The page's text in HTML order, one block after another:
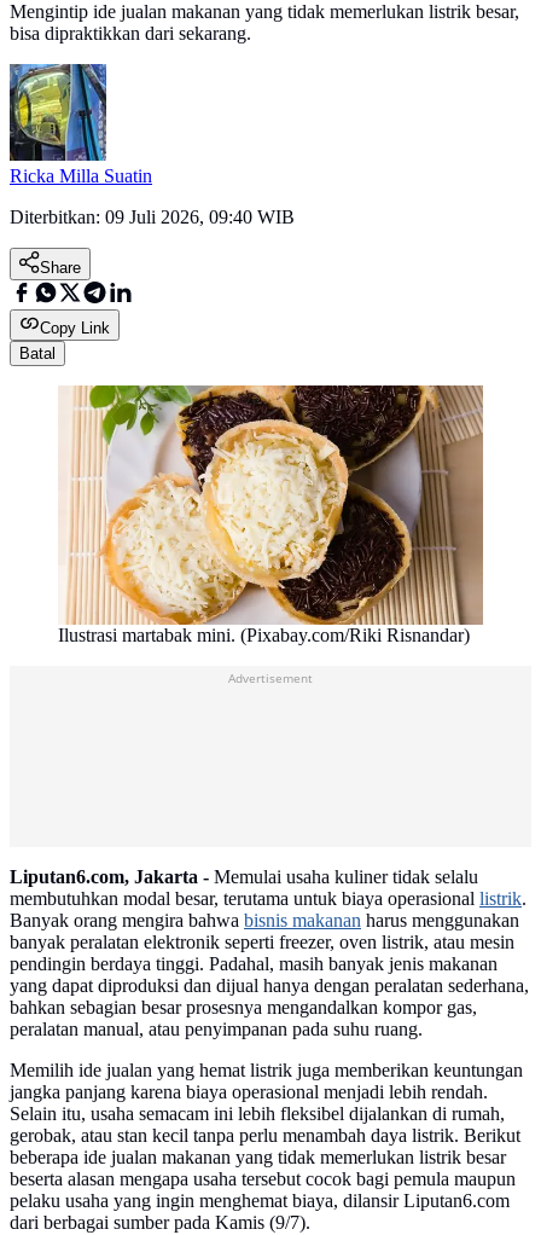
Mengintip ide jualan makanan yang tidak memerlukan listrik besar,
bisa dipraktikkan dari sekarang.
Ricka Milla Suatin
Diterbitkan: 09 Juli 2026, 09:40 WIB
Share
Copy Link
Batal
Ilustrasi martabak mini. (Pixabay.com/Riki Risnandar)
Liputan6.com, Jakarta - Memulai usaha kuliner tidak selalu
membutuhkan modal besar, terutama untuk biaya operasional listrik.
Banyak orang mengira bahwa bisnis makanan harus menggunakan
banyak peralatan elektronik seperti freezer, oven listrik, atau mesin
pendingin berdaya tinggi. Padahal, masih banyak jenis makanan
yang dapat diproduksi dan dijual hanya dengan peralatan sederhana,
bahkan sebagian besar prosesnya mengandalkan kompor gas,
peralatan manual, atau penyimpanan pada suhu ruang.
Memilih ide jualan yang hemat listrik juga memberikan keuntungan
jangka panjang karena biaya operasional menjadi lebih rendah.
Selain itu, usaha semacam ini lebih fleksibel dijalankan di rumah,
gerobak, atau stan kecil tanpa perlu menambah daya listrik. Berikut
beberapa ide jualan makanan yang tidak memerlukan listrik besar
beserta alasan mengapa usaha tersebut cocok bagi pemula maupun
pelaku usaha yang ingin menghemat biaya, dilansir Liputan6.com
dari berbagai sumber pada Kamis (9/7).